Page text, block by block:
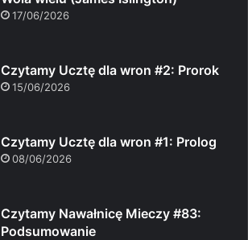
17/06/2026
Czytamy Ucztę dla wron #2: Prorok
15/06/2026
Czytamy Ucztę dla wron #1: Prolog
08/06/2026
Czytamy Nawałnicę Mieczy #83:
Podsumowanie